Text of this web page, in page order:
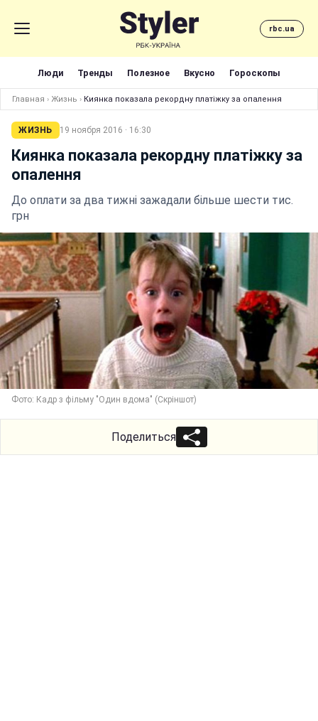
rbc.ua
Люди Тренды Полезное Вкусно Гороскопы
Главная › Жизнь › Киянка показала рекордну платіжку за опалення
ЖИЗНЬ 19 ноября 2016 · 16:30
Киянка показала рекордну платіжку за
опалення
До оплати за два тижні зажадали більше шести тис.
грн
Фото: Кадр з фільму "Один вдома" (Скріншот)
Поделиться